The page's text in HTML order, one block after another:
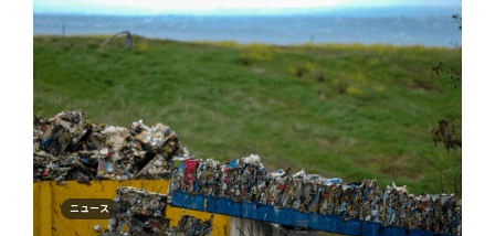
ニュース